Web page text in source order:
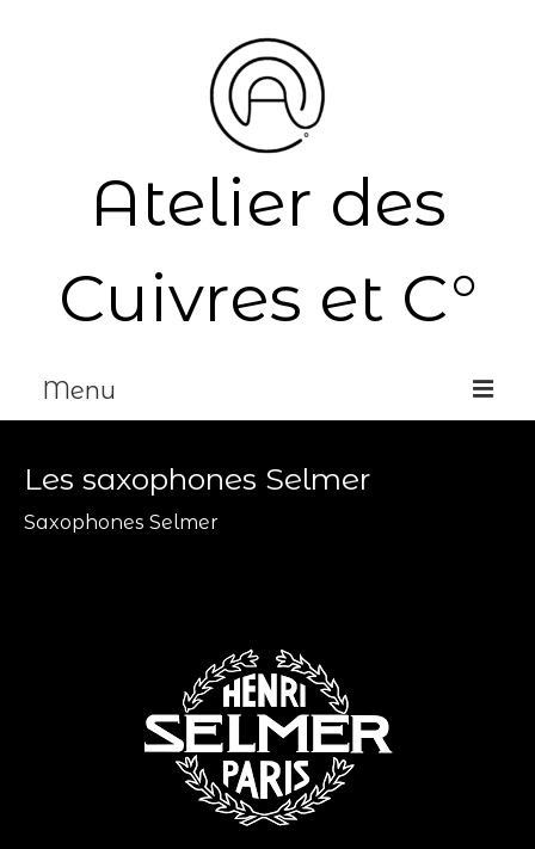
Atelier des
Cuivres et C°
Menu
Réparation
Expertise / Cours
Nos actualités
Les saxophones Selmer
Saxophones Selmer